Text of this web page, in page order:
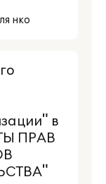
нко
в
ПРАВ